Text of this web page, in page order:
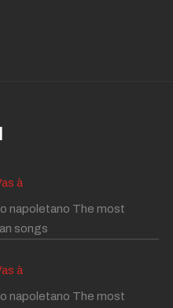
à
napoletano The most
songs
à
napoletano The most